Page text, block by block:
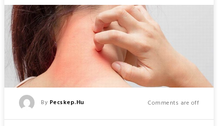
Posted
By Pecskep.hu
On
Comments are off